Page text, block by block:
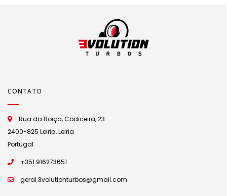
CONTATO
Rua da Boiça, Codiceira, 23
2400-825 Leiria, Leiria
Portugal
+351 916273651
geral.3volutionturbos@gmail.com